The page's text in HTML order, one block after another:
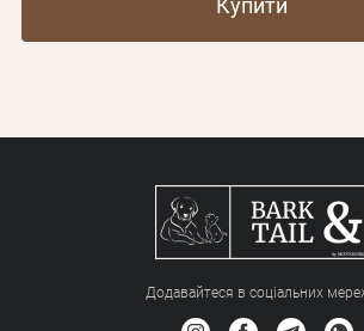
Купити
Додавайтеся в соціальних